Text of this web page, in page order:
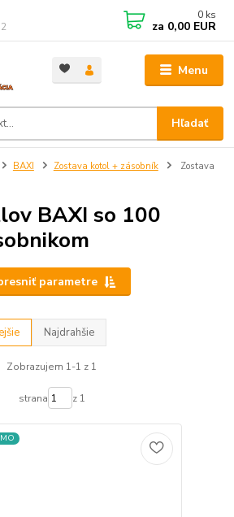
Menu
Hľadať
0 ks
za 0,00 EUR
BAXI Zostava kotol + zásobník
Zostava
BAXI so 100
parametre
Najdrahšie
Zobrazujem 1-1 z 1
strana z 1